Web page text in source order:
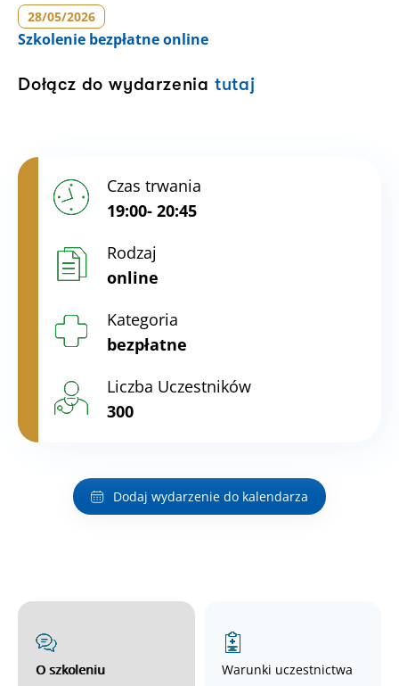
28/05/2026
Szkolenie bezpłatne online
Dołącz do wydarzenia tutaj
Czas trwania
19:00- 20:45
Rodzaj
online
Kategoria
bezpłatne
Liczba Uczestników
300
Dodaj wydarzenie do kalendarza
O szkoleniu Warunki uczestnictwa